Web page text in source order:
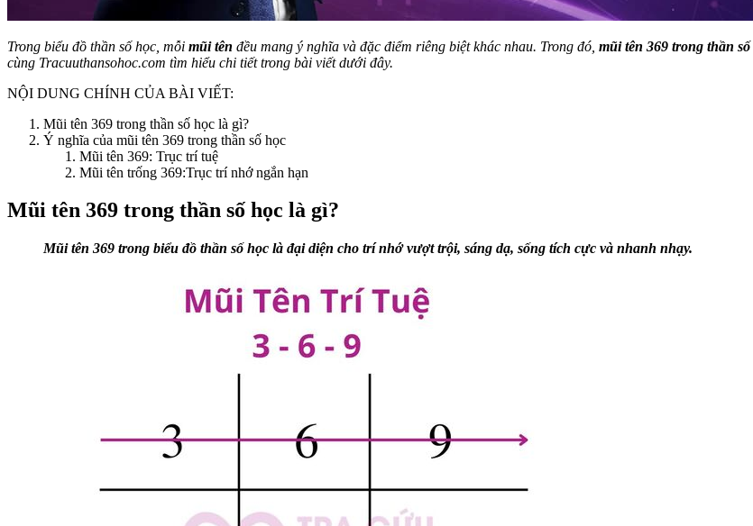
Trong biểu đồ thần số học, mỗi mũi tên đều mang ý nghĩa và đặc điểm riêng biệt khác nhau. Trong đó, mũi tên 369 trong thần
cùng Tracuuthansohoc.com tìm hiểu chi tiết trong bài viết dưới đây.
NỘI DUNG CHÍNH CỦA BÀI VIẾT:
Mũi tên 369 trong thần số học là gì?
Ý nghĩa của mũi tên 369 trong thần số học
Mũi tên 369: Trục trí tuệ
Mũi tên trống 369:Trục trí nhớ ngắn hạn
Mũi tên 369 trong thần số học là gì?
Mũi tên 369 trong biểu đồ thần số học là đại diện cho trí nhớ vượt trội, sáng dạ, sống tích cực và nhanh nhạy.